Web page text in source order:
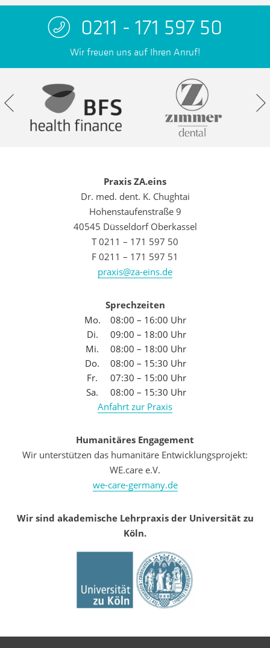
0211 - 171 597 50
Wir freuen uns auf Ihren Anruf!
Praxis ZA.eins
Dr. med. dent. K. Chughtai
Hohenstaufenstraße 9
40545 Düsseldorf Oberkassel
T 0211 – 171 597 50
F 0211 – 171 597 51
praxis@za-eins.de
Sprechzeiten
Mo.
08:00 – 16:00 Uhr
Di.
09:00 – 18:00 Uhr
Mi.
08:00 – 18:00 Uhr
Do.
08:00 – 15:30 Uhr
Fr.
07:30 – 15:00 Uhr
Sa.
08:00 – 15:30 Uhr
Anfahrt zur Praxis
Humanitäres Engagement
Wir unterstützen das humanitäre Entwicklungsprojekt:
WE.care e.V.
we-care-germany.de
Wir sind akademische Lehrpraxis der Universität zu
Köln.